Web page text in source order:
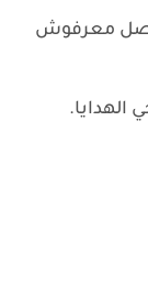
اصل معرفوش
الهدايا.